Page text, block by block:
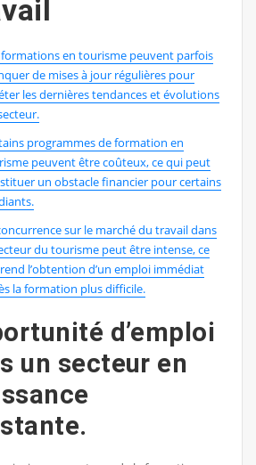
formations en tourisme peuvent parfois
de mises à jour régulières pour
les dernières tendances et évolutions
programmes de formation en
peuvent être coûteux, ce qui peut
un obstacle financier pour certains
sur le marché du travail dans
du tourisme peut être intense, ce
l’obtention d’un emploi immédiat
la formation plus difficile.
d’emploi
un secteur en